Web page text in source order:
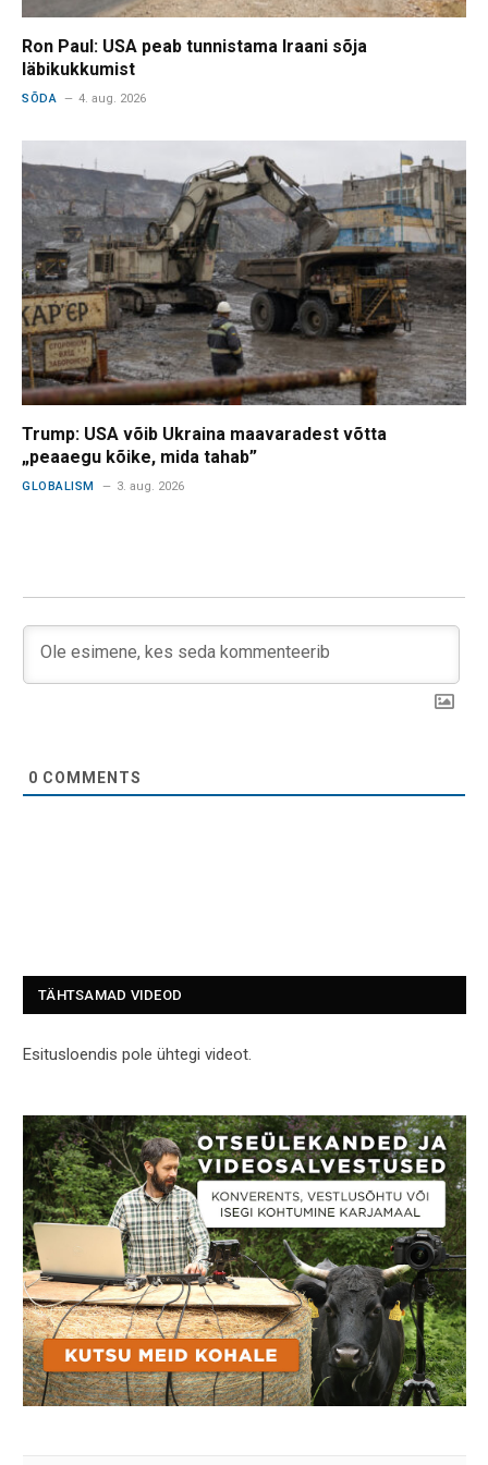
Ron Paul: USA peab tunnistama Iraani sõja
läbikukkumist
SÕDA 4. aug. 2026
Trump: USA võib Ukraina maavaradest võtta
„peaaegu kõike, mida tahab”
GLOBALISM 3. aug. 2026
0 COMMENTS
TÄHTSAMAD VIDEOD
Esitusloendis pole ühtegi videot.